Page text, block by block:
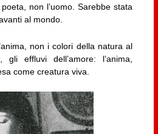
non l’uomo. Sarebbe stata
al mondo.
non i colori della natura al
effluvi dell’amore: l’anima,
come creatura viva.